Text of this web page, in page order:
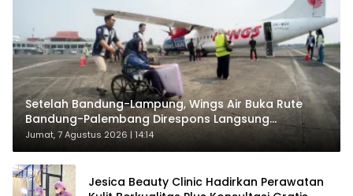
Setelah Bandung-Lampung, Wings Air Buka Rute
Bandung-Palembang Direspons Langsung
Penumpang
Jumat, 7 Agustus 2026 | 14:14
Jesica Beauty Clinic Hadirkan Perawatan